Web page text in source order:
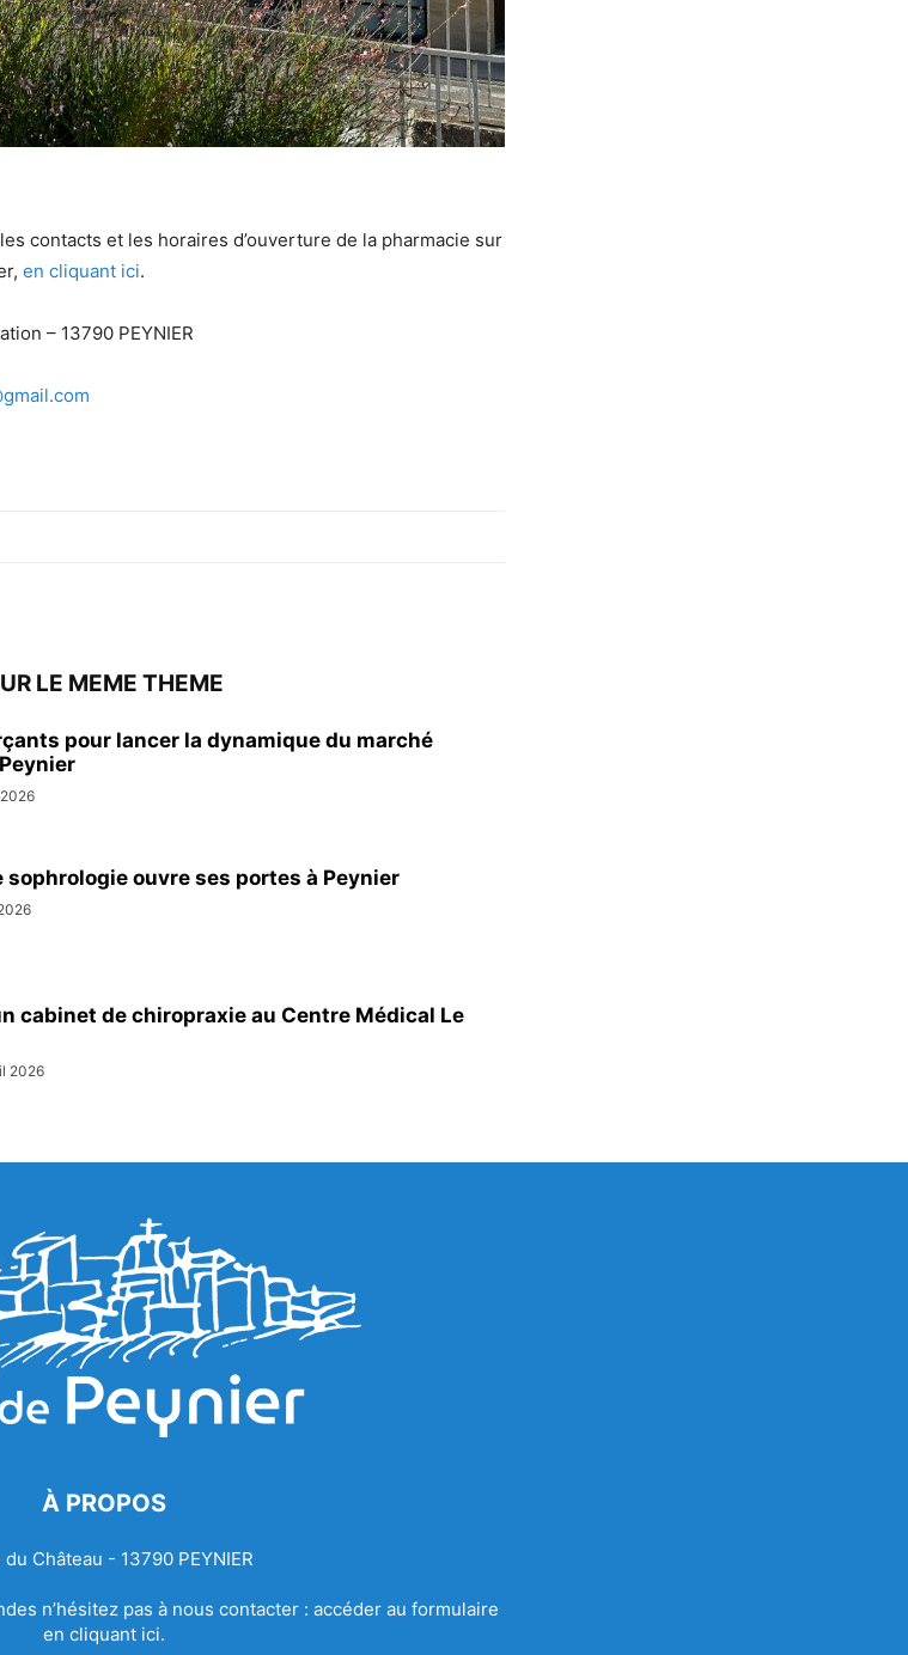
contacts et les horaires d’ouverture de la pharmacie sur
en cliquant ici.
– 13790 PEYNIER
LE MEME THEME
pour lancer la dynamique du marché
sophrologie ouvre ses portes à Peynier
cabinet de chiropraxie au Centre Médical Le
2026
À PROPOS
du Château - 13790 PEYNIER
n’hésitez pas à nous contacter : accéder au formulaire
en cliquant ici.